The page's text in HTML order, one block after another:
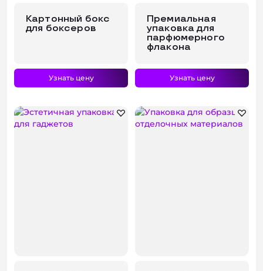
Картонный бокс
для боксеров
Узнать цену
Премиальная
упаковка для
парфюмерного
флакона
Узнать цену